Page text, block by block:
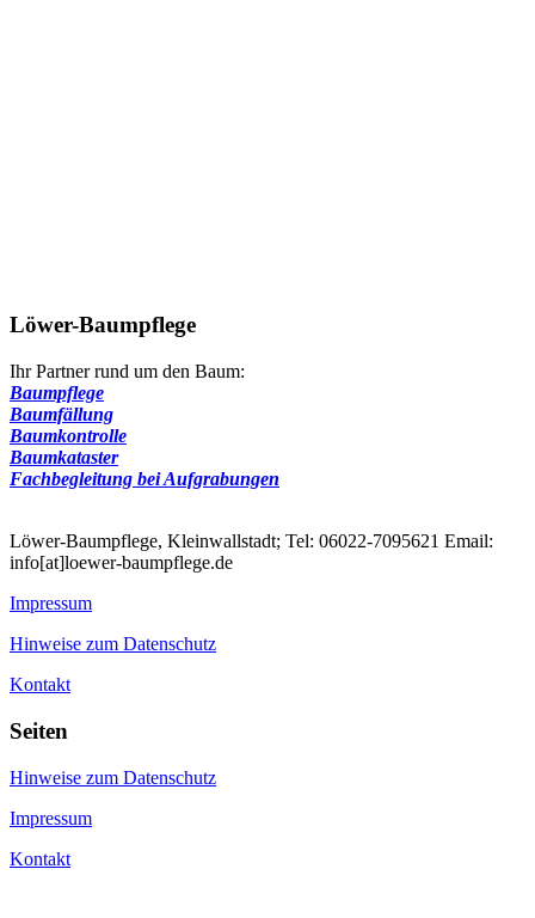
Löwer-Baumpflege
Ihr Partner rund um den Baum:
Baumpflege
Baumfällung
Baumkontrolle
Baumkataster
Fachbegleitung bei Aufgrabungen
Löwer-Baumpflege, Kleinwallstadt; Tel: 06022-7095621 Email:
info[at]loewer-baumpflege.de
Impressum
Hinweise zum Datenschutz
Kontakt
Seiten
Hinweise zum Datenschutz
Impressum
Kontakt